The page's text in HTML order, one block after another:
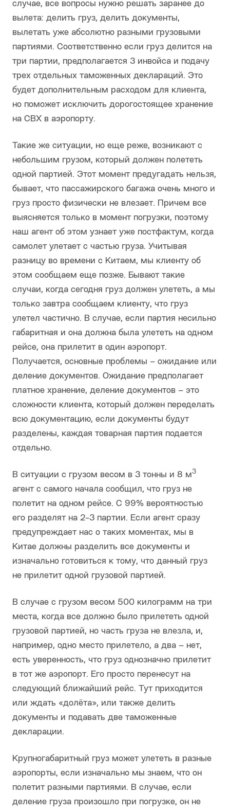
случае, все вопросы нужно решать заранее до
вылета: делить груз, делить документы,
вылетать уже абсолютно разными грузовыми
партиями. Соответственно если груз делится на
три партии, предполагается 3 инвойса и подачу
трех отдельных таможенных деклараций. Это
будет дополнительным расходом для клиента,
но поможет исключить дорогостоящее хранение
на СВХ в аэропорту.
Такие же ситуации, но еще реже, возникают с
небольшим грузом, который должен полететь
одной партией. Этот момент предугадать нельзя,
бывает, что пассажирского багажа очень много и
груз просто физически не влезает. Причем все
выясняется только в момент погрузки, поэтому
наш агент об этом узнает уже постфактум, когда
самолет улетает с частью груза. Учитывая
разницу во времени с Китаем, мы клиенту об
этом сообщаем еще позже. Бывают такие
случаи, когда сегодня груз должен улететь, а мы
только завтра сообщаем клиенту, что груз
улетел частично. В случае, если партия несильно
габаритная и она должна была улететь на одном
рейсе, она прилетит в один аэропорт.
Получается, основные проблемы – ожидание или
деление документов. Ожидание предполагает
платное хранение, деление документов – это
сложности клиента, который должен переделать
всю документацию, если документы будут
разделены, каждая товарная партия подается
отдельно.
В ситуации с грузом весом в 3 тонны и 8 м3
агент с самого начала сообщил, что груз не
полетит на одном рейсе. С 99% вероятностью
его разделят на 2-3 партии. Если агент сразу
предупреждает нас о таких моментах, мы в
Китае должны разделить все документы и
изначально готовиться к тому, что данный груз
не прилетит одной грузовой партией.
В случае с грузом весом 500 килограмм на три
места, когда все должно было прилететь одной
грузовой партией, но часть груза не влезла, и,
например, одно место прилетело, а два – нет,
есть уверенность, что груз однозначно прилетит
в тот же аэропорт. Его просто перенесут на
следующий ближайший рейс. Тут приходится
или ждать «долёта», или также делить
документы и подавать две таможенные
декларации.
Крупногабаритный груз может улететь в разные
аэропорты, если изначально мы знаем, что он
полетит разными партиями. В случае, если
деление груза произошло при погрузке, он не